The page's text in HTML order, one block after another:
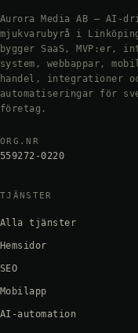
Aurora Media AB — AI-
mjukvarubyrå i
bygger SaaS, MVP:er,
system, webbappar,
handel, integrationer
automatiseringar för
företag.
ORG.NR
559272-0220
TJÄNSTER
Alla tjänster
Hemsidor
SEO
Mobilapp
AI-automation